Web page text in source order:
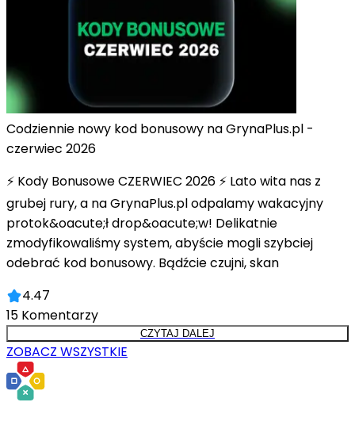
Codziennie nowy kod bonusowy na GrynaPlus.pl -
czerwiec 2026
⚡ Kody Bonusowe CZERWIEC 2026 ⚡ Lato wita nas z
grubej rury, a na GrynaPlus.pl odpalamy wakacyjny
protok&oacute;ł drop&oacute;w! Delikatnie
zmodyfikowaliśmy system, abyście mogli szybciej
odebrać kod bonusowy. Bądźcie czujni, skan
4.47
15 Komentarzy
CZYTAJ DALEJ
ZOBACZ WSZYSTKIE